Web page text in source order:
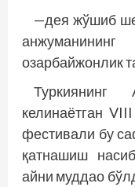
—дея жўшиб
озарбайжонлик
келинаётган
фес­тивали бу
қатнашиш
айни муддао